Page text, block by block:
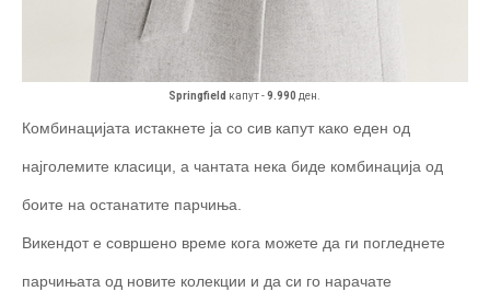
Springfield капут -9.990 ден.
Комбинацијата истакнете ја со сив капут како еден од
најголемите класици, а чантата нека биде комбинација од
боите на останатите парчиња.
Викендот е совршено време кога можете да ги погледнете
парчињата од новите колекции и да си го нарачате